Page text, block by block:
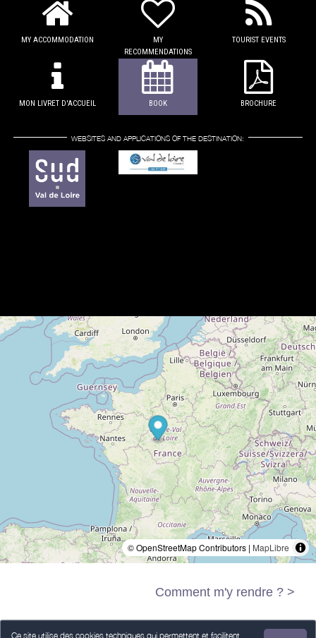
Ce site utilise des cookies techniques qui permettent et facilitent
MY ACCOMMODATION
MY
RECOMMENDATIONS
TOURIST EVENTS
MON LIVRET D'ACCUEIL BOOK BROCHURE
WEBSITES AND APPLICATIONS OF THE DESTINATION:
© OpenStreetMap Contributors | MapLibre
Comment m'y rendre ? >